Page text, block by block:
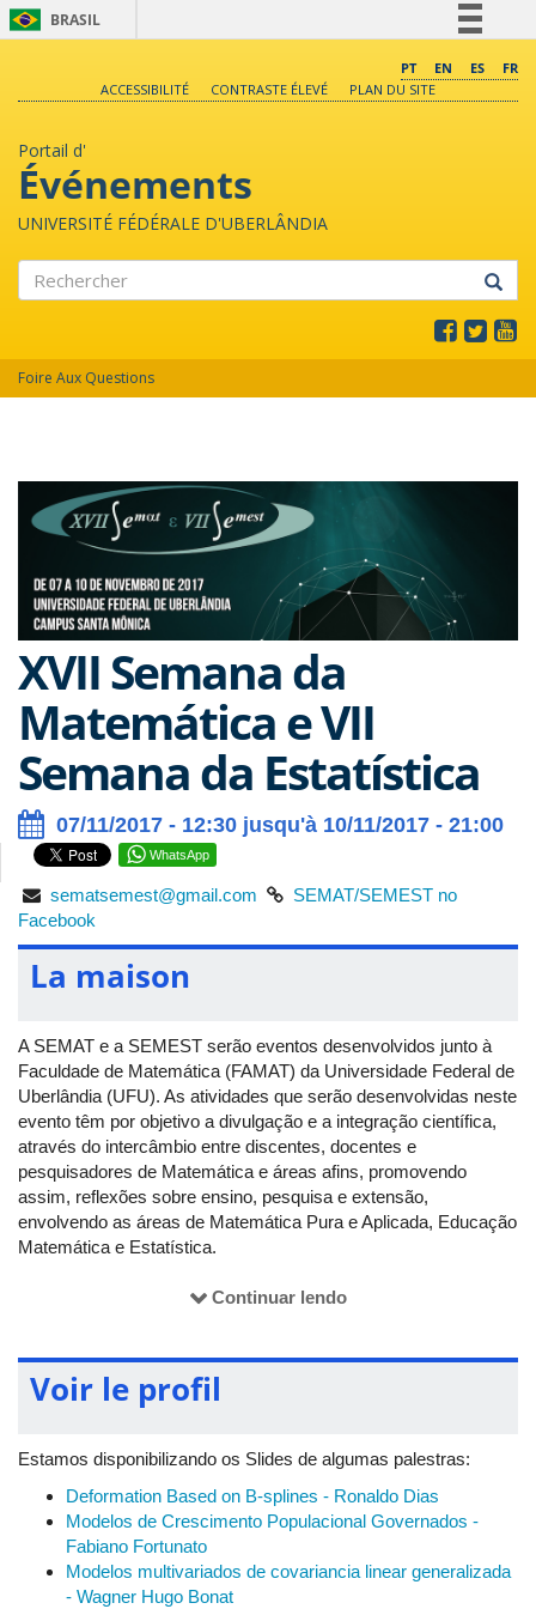
BRASIL
Comunica BR
PT EN ES
FR
ACCESSIBILITÉ
CONTRASTE ÉLEVÉ PLAN DU SITE
Portail d'
Événements
UNIVERSITÉ FÉDÉRALE D'UBERLÂNDIA
Foire Aux Questions
XVII Semana da
Matemática e VII
Semana da Estatística
07/11/2017 - 12:30 jusqu'à 10/11/2017 - 21:00
WhatsApp
sematsemest@gmail.com
SEMAT/SEMEST no
Facebook
La maison
A SEMAT e a SEMEST serão eventos desenvolvidos junto à
Faculdade de Matemática (FAMAT) da Universidade Federal de
Uberlândia (UFU). As atividades que serão desenvolvidas neste
evento têm por objetivo a divulgação e a integração científica,
através do intercâmbio entre discentes, docentes e
pesquisadores de Matemática e áreas afins, promovendo
assim, reflexões sobre ensino, pesquisa e extensão,
envolvendo as áreas de Matemática Pura e Aplicada, Educação
Matemática e Estatística.
diferentes áreas do conhecimento, oferecendo, também,
cursos superiores da região de Uberlândia - Minas Gerais. Além
disto, estas atividades estão fortemente associadas à pesquisa
avançada em matemática pura, matemática aplicada e
de ações voltadas para a pós-graduação.
O evento é destinado a um público alvo diversificado que
engloba alunos de graduação e de pós-graduação, professores
de matemática do ensino básico, professores e pesquisadores
da área de ciências exatas, ou de áreas afins. Visando atender
a uma demanda cada vez maior deste público, que tem
Continuar lendo
Voir le profil
Estamos disponibilizando os Slides de algumas palestras:
Deformation Based on B-splines - Ronaldo Dias
Modelos de Crescimento Populacional Governados -
Fabiano Fortunato
Modelos multivariados de covariancia linear generalizada
- Wagner Hugo Bonat